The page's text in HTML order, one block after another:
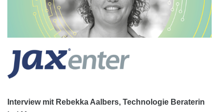
Interview mit Rebekka Aalbers, Technologie Beraterin